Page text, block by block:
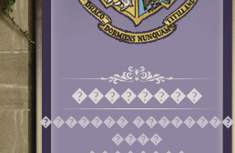
��������
������� ��������
����